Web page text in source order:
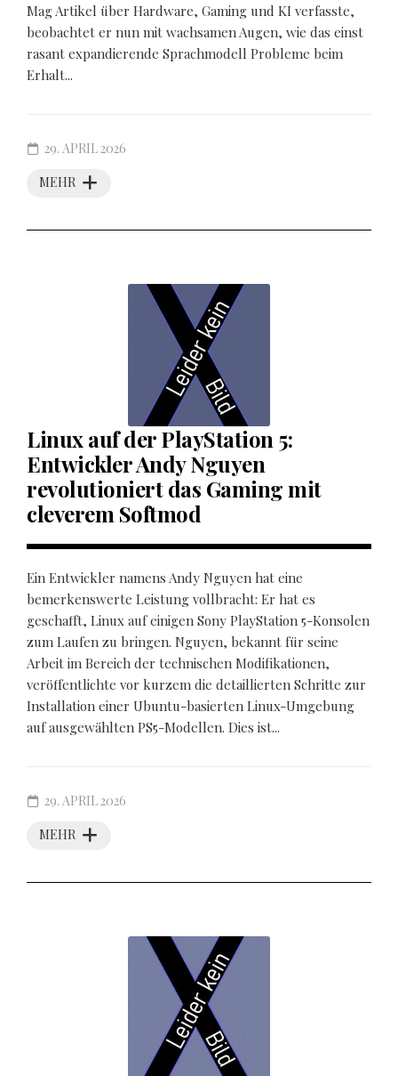
Mag Artikel über Hardware, Gaming und KI verfasste,
beobachtet er nun mit wachsamen Augen, wie das einst
rasant expandierende Sprachmodell Probleme beim
Erhalt...
MEHR
29. APRIL 2026
Linux auf der PlayStation 5:
Entwickler Andy Nguyen
revolutioniert das Gaming mit
cleverem Softmod
Ein Entwickler namens Andy Nguyen hat eine
bemerkenswerte Leistung vollbracht: Er hat es
geschafft, Linux auf einigen Sony PlayStation 5-Konsolen
zum Laufen zu bringen. Nguyen, bekannt für seine
Arbeit im Bereich der technischen Modifikationen,
veröffentlichte vor kurzem die detaillierten Schritte zur
Installation einer Ubuntu-basierten Linux-Umgebung
auf ausgewählten PS5-Modellen. Dies ist...
MEHR
29. APRIL 2026